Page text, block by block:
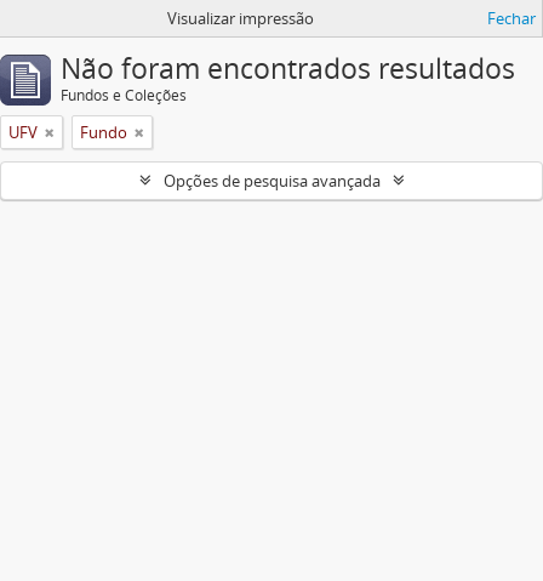
Visualizar impressão Fechar
Não foram encontrados resultados
Fundos e Coleções
UFV Fundo
Opções de pesquisa avançada